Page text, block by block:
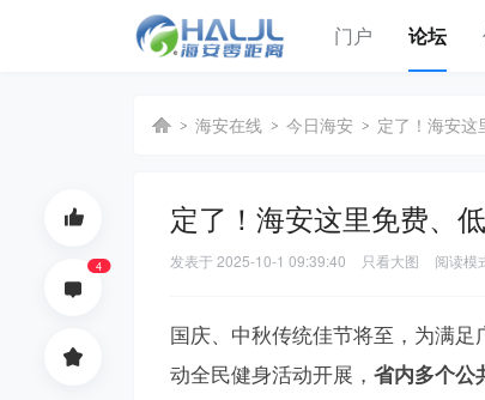
门户 论坛
4
›
海安在线
›
今日海安
›
定了！海安这
定了！海安这里免费、
发表于2025-10-1 09:39:40 只看大图 阅读模
国庆、中秋传统佳节将至，为满
动全民健身活动开展， 省内多个公